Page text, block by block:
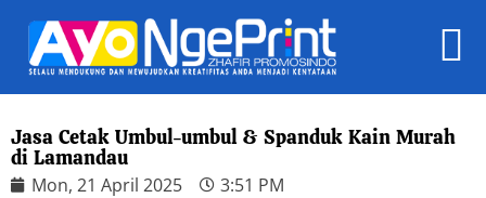
Jasa Cetak Umbul-umbul & Spanduk Kain Murah
di Lamandau
Mon, 21 April 2025 3:51 PM